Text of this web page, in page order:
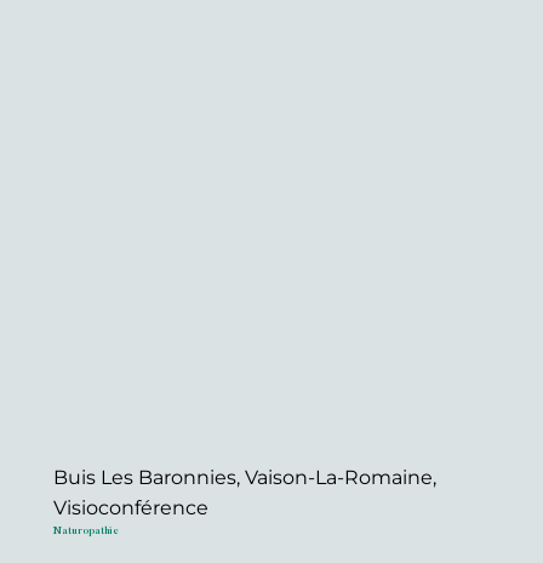
Buis Les Baronnies, Vaison-La-Romaine,
Visioconférence
Naturopathie